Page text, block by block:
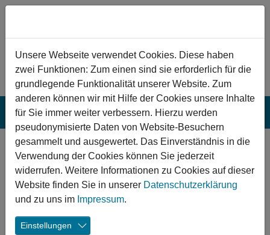
Zum Hauptinhalt springen
Saarbrücken:
Freizeitsportanlagen
und Sporthalle am
Lulustein
Unsere Webseite verwendet Cookies. Diese haben
zwei Funktionen: Zum einen sind sie erforderlich für die
grundlegende Funktionalität unserer Website. Zum
anderen können wir mit Hilfe der Cookies unsere Inhalte
für Sie immer weiter verbessern. Hierzu werden
pseudonymisierte Daten von Website-Besuchern
gesammelt und ausgewertet. Das Einverständnis in die
Verwendung der Cookies können Sie jederzeit
widerrufen. Weitere Informationen zu Cookies auf dieser
Website finden Sie in unserer Datenschutzerklärung
und zu uns im Impressum.
Einstellungen